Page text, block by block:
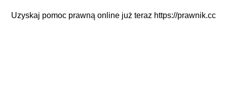
Uzyskaj pomoc prawną online już teraz https://prawnik.cc